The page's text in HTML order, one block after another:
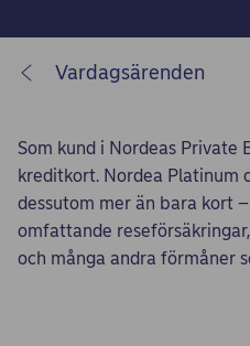
Vardagsärenden
Som kund i Nordeas Private
kreditkort. Nordea Platinum
dessutom mer än bara kort
omfattande
och många andra förmåner